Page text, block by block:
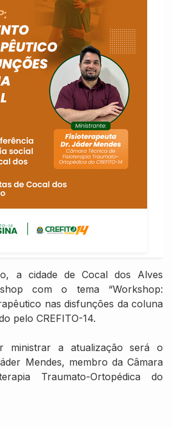
a cidade de Cocal dos Alves
com o tema “Workshop:
nas disfunções da coluna
pelo CREFITO-14.
ministrar a atualização será o
Mendes, membro da Câmara
Traumato-Ortopédica do